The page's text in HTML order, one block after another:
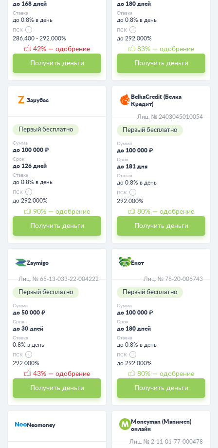
до 168 дней
Ставка
до 0.8% в день
ПСК
286.400 - 292.000%
42% — одобрение
Получить деньги
до 180 дней
Ставка
до 0.8% в день
ПСК
до 292.000%
83% — одобрение
Получить деньги
Зарубас
Первый бесплатно
Сумма
до 100 000 ₽
Срок
до 126 дней
Ставка
до 0.8% в день
ПСК
до 292.000%
90% — одобрение
Получить деньги
BelkaCredit (Белка
Кредит)
Лиц. № 2403045010054
Первый бесплатно
Сумма
до 100 000 ₽
Срок
до 181 дня
Ставка
до 0.8% в день
ПСК
292.000%
80% — одобрение
Получить деньги
Zaymigo
Лиц. № 65-13-033-22-004222
Первый бесплатно
Сумма
до 50 000 ₽
Срок
до 30 дней
Ставка
0.8% в день
ПСК
292.000%
43% — одобрение
Получить деньги
Енот
Лиц. № 78-20-006743
Первый бесплатно
Сумма
до 100 000 ₽
Срок
до 180 дней
Ставка
до 0.8% в день
ПСК
до 292.000%
80% — одобрение
Получить деньги
Neomoney
Moneyman (Манимен)
онлайн
Лиц. № 2-11-01-77-000478